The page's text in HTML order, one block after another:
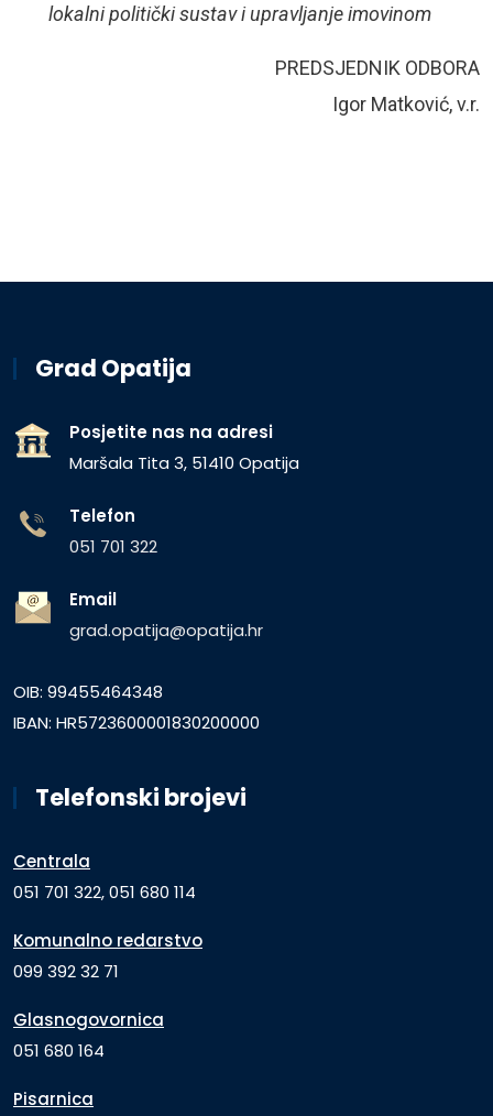
lokalni politički sustav i upravljanjeimovinom
PREDSJEDNIK ODBORA
Igor Matković, v.r.
Grad Opatija
Posjetite nas na adresi
Maršala Tita 3, 51410 Opatija
Telefon
051 701 322
Email
grad.opatija@opatija.hr
OIB: 99455464348
IBAN: HR5723600001830200000
Telefonski brojevi
Centrala
051 701 322, 051 680 114
Komunalno redarstvo
099 392 32 71
Glasnogovornica
051 680 164
Pisarnica